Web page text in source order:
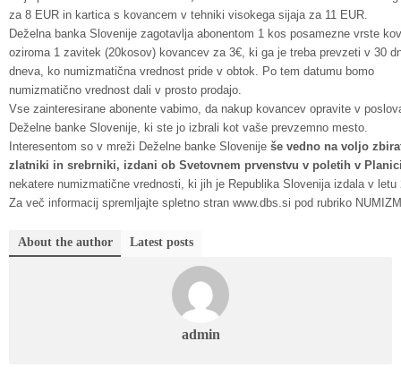
za 8 EUR in kartica s kovancem v tehniki visokega sijaja za 11 EUR.
Deželna banka Slovenije zagotavlja abonentom 1 kos posamezne vrste
oziroma 1 zavitek (20kosov) kovancev za 3€, ki ga je treba prevzeti v 30
dneva, ko numizmatična vrednost pride v obtok. Po tem datumu bomo
numizmatično vrednost dali v prosto prodajo.
Vse zainteresirane abonente vabimo, da nakup kovancev opravite v
Deželne banke Slovenije, ki ste jo izbrali kot vaše prevzemno mesto.
Interesentom so v mreži Deželne banke Slovenije še vedno na voljo
zlatniki in srebrniki, izdani ob Svetovnem prvenstvu v poletih v
nekatere numizmatične vrednosti, ki jih je Republika Slovenija izdala v letu
Za več informacij spremljajte spletno stran www.dbs.si pod rubriko
About the author Latest posts
admin